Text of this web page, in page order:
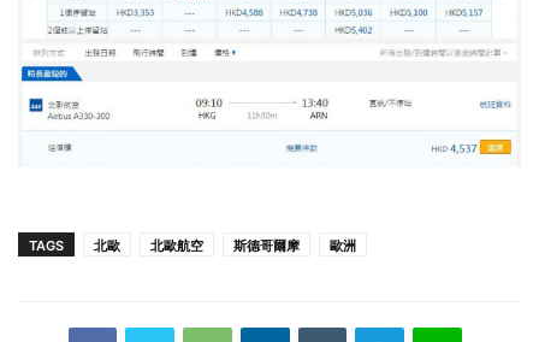
TAGS 北歐 北歐航空 斯德哥爾摩 歐洲